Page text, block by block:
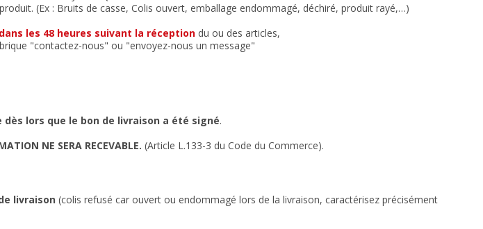
(Ex : Bruits de casse, Colis ouvert, emballage endommagé, déchiré, produit rayé,…)
les 48 heures suivant la réception du ou des articles,
"contactez-nous" ou "envoyez-nous un message"
lors que le bon de livraison a été signé.
NE SERA RECEVABLE. (Article L.133-3 du Code du Commerce).
livraison (colis refusé car ouvert ou endommagé lors de la livraison, caractérisez précisément